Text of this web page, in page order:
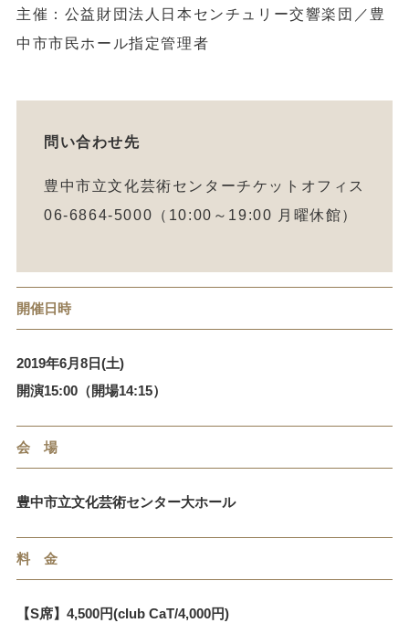
主催：公益財団法人日本センチュリー交響楽団／豊
中市市民ホール指定管理者
問い合わせ先
豊中市立文化芸術センターチケットオフィス
06-6864-5000（10:00～19:00 月曜休館）
開催日時
2019年6月8日(土)
開演15:00（開場14:15）
会 場
豊中市立文化芸術センター大ホール
料 金
【S席】4,500円(club CaT/4,000円)